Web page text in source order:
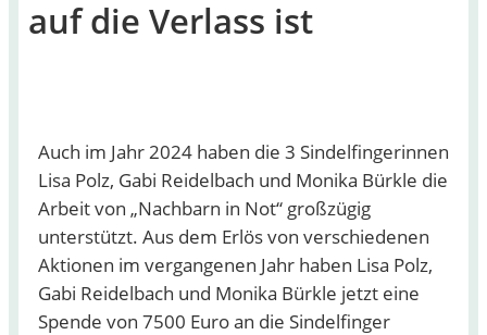
auf die Verlass ist
Auch im Jahr 2024 haben die 3 Sindelfingerinnen
Lisa Polz, Gabi Reidelbach und Monika Bürkle die
Arbeit von „Nachbarn in Not“ großzügig
unterstützt. Aus dem Erlös von verschiedenen
Aktionen im vergangenen Jahr haben Lisa Polz,
Gabi Reidelbach und Monika Bürkle jetzt eine
Spende von 7500 Euro an die Sindelfinger